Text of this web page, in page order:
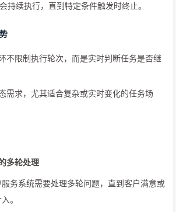
持续执行，直到特定条件触发时终止。
不限制执行轮次，而是实时判断任务是否继
需求，尤其适合复杂或实时变化的任务场
多轮处理
服务系统需要处理多轮问题，直到客户满意或
。